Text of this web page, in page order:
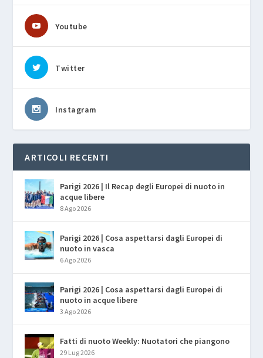
Youtube
Twitter
Instagram
ARTICOLI RECENTI
Parigi 2026 | Il Recap degli Europei di nuoto in
acque libere
8 Ago 2026
Parigi 2026 | Cosa aspettarsi dagli Europei di
nuoto in vasca
6 Ago 2026
Parigi 2026 | Cosa aspettarsi dagli Europei di
nuoto in acque libere
3 Ago 2026
Fatti di nuoto Weekly: Nuotatori che piangono
29 Lug 2026